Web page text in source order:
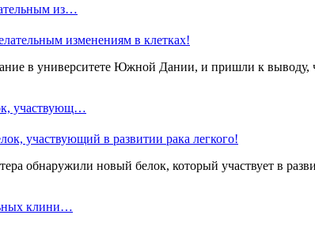
из…
в университете Южной Дании, и пришли к выводу,
участвующ…
обнаружили новый белок, который участвует в
клини…